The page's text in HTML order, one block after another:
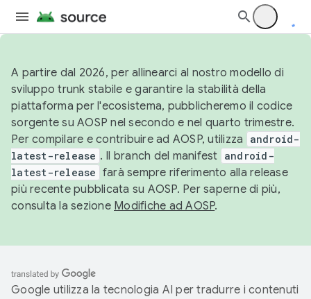
A partire dal 2026, per allinearci al nostro modello di
sviluppo trunk stabile e garantire la stabilità della
piattaforma per l'ecosistema, pubblicheremo il codice
sorgente su AOSP nel secondo e nel quarto trimestre.
Per compilare e contribuire ad AOSP, utilizza
android-
latest-release . Il branch del manifest android-
latest-release farà sempre riferimento alla release
più recente pubblicata su AOSP. Per saperne di più,
consulta la sezione Modifiche ad AOSP.
Google utilizza la tecnologia AI per tradurre i contenuti